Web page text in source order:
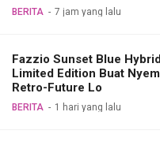
BERITA 7 jam yang lalu
Fazzio Sunset Blue
Limited Edition Buat
Retro-Future Lo
BERITA 1 hari yang lalu